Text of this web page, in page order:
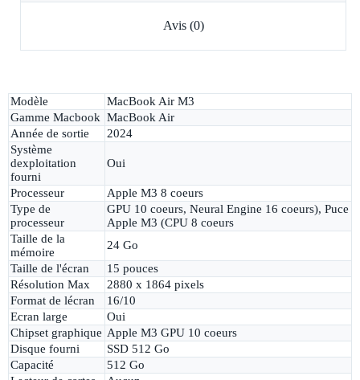
Avis (0)
Modèle
MacBook Air M3
Gamme Macbook MacBook Air
Année de sortie
2024
Système
dexploitation
fourni
Oui
Processeur
Apple M3 8 coeurs
Type de
processeur
GPU 10 coeurs, Neural Engine 16 coeurs), Puce
Apple M3 (CPU 8 coeurs
Taille de la
mémoire
24 Go
Taille de l'écran
15 pouces
Résolution Max
2880 x 1864 pixels
Format de lécran
16/10
Ecran large
Oui
Chipset graphique Apple M3 GPU 10 coeurs
Disque fourni
SSD 512 Go
Capacité
512 Go